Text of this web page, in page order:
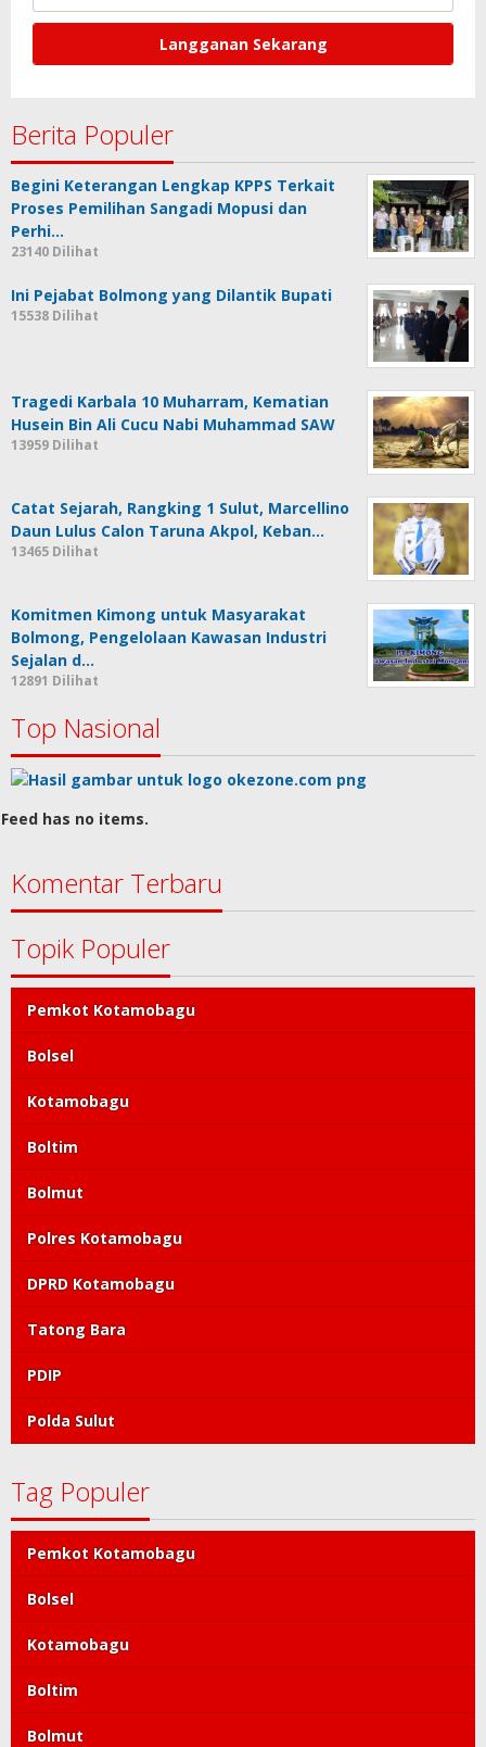
Berita Populer
Begini Keterangan Lengkap KPPS Terkait
Proses Pemilihan Sangadi Mopusi dan
Perhi…
23140 Dilihat
Ini Pejabat Bolmong yang Dilantik Bupati
15538 Dilihat
Tragedi Karbala 10 Muharram, Kematian
Husein Bin Ali Cucu Nabi Muhammad SAW
13959 Dilihat
Catat Sejarah, Rangking 1 Sulut, Marcellino
Daun Lulus Calon Taruna Akpol, Keban…
13465 Dilihat
Komitmen Kimong untuk Masyarakat
Bolmong, Pengelolaan Kawasan Industri
Sejalan d…
12891 Dilihat
Top Nasional
Feed has no items.
Komentar Terbaru
Topik Populer
Pemkot Kotamobagu
Bolsel
Kotamobagu
Boltim
Bolmut
Polres Kotamobagu
DPRD Kotamobagu
Tatong Bara
PDIP
Polda Sulut
Tag Populer
Pemkot Kotamobagu
Bolsel
Kotamobagu
Boltim
Bolmut